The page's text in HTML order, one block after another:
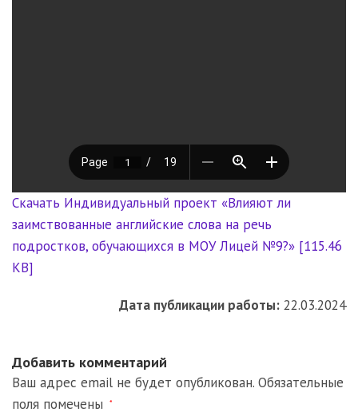
Скачать Индивидуальный проект «Влияют ли
заимствованные английские слова на речь
подростков, обучающихся в МОУ Лицей №9?» [115.46
KB]
Дата публикации работы: 22.03.2024
Добавить комментарий
Ваш адрес email не будет опубликован. Обязательные
поля помечены
*